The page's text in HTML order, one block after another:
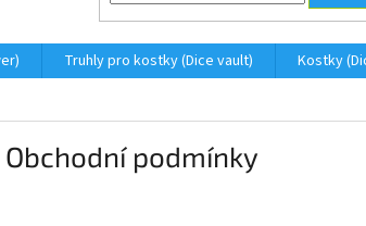
Truhly pro kostky (Dice vault) Kostky
Obchodní podmínky